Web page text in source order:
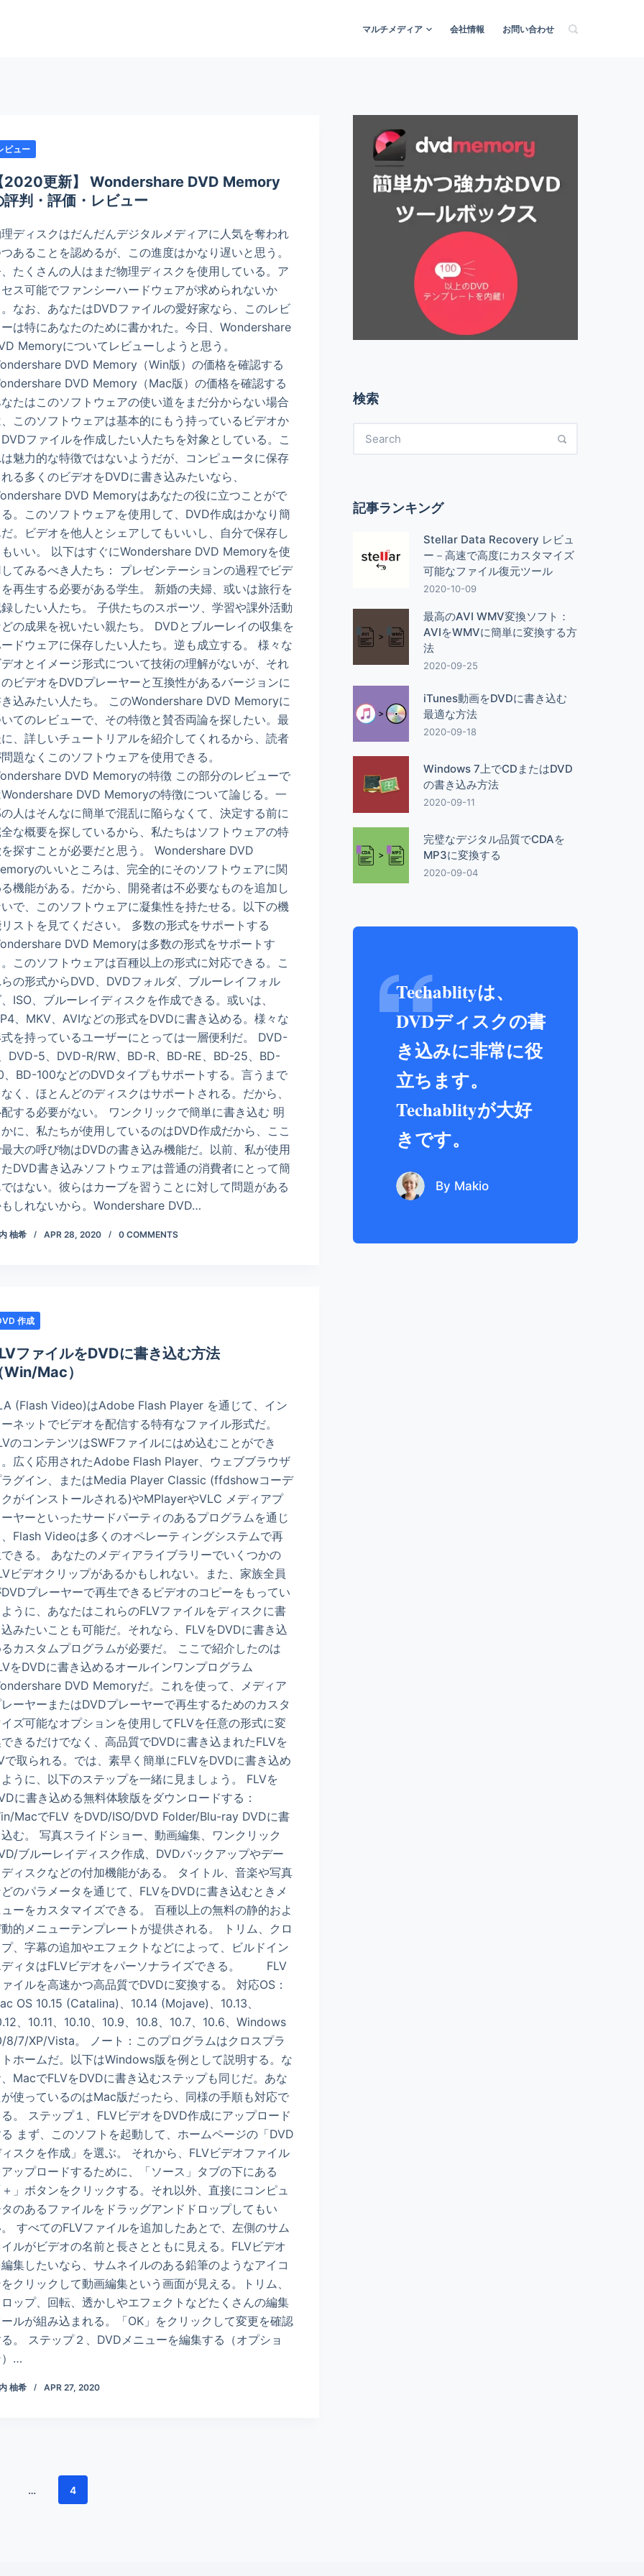
マルチメディア 会社情報 お問い合わせ
ビュー
2020更新】 Wondershare DVD Memory
評判・評価・レビュー
ディスクはだんだんデジタルメディアに人気を奪われ
あることを認めるが、この進度はかなり遅いと思う。
たくさんの人はまだ物理ディスクを使用している。ア
ス可能でファンシーハードウェアが求められないか
なお、あなたはDVDファイルの愛好家なら、このレビ
は特にあなたのために書かれた。今日、Wondershare
Memoryについてレビューしようと思う。
DVD Memory（Win版）の価格を確認する
DVD Memory（Mac版）の価格を確認する
たはこのソフトウェアの使い道をまだ分からない場合
このソフトウェアは基本的にもう持っているビデオか
ファイルを作成したい人たちを対象としている。こ
魅力的な特徴ではないようだが、コンピュータに保存
る多くのビデオをDVDに書き込みたいなら、
DVD Memoryはあなたの役に立つことがで
。このソフトウェアを使用して、DVD作成はかなり簡
。ビデオを他人とシェアしてもいいし、自分で保存し
いい。 以下はすぐにWondershare DVD Memoryを使
てみるべき人たち： プレゼンテーションの過程でビデ
再生する必要がある学生。 新婚の夫婦、或いは旅行を
したい人たち。 子供たちのスポーツ、学習や課外活動
の成果を祝いたい親たち。 DVDとブルーレイの収集を
ドウェアに保存したい人たち。逆も成立する。 様々な
オとイメージ形式について技術の理解がないが、それ
ビデオをDVDプレーヤーと互換性があるバージョンに
込みたい人たち。 このWondershare DVD Memoryに
てのレビューで、その特徴と賛否両論を探したい。最
、詳しいチュートリアルを紹介してくれるから、読者
題なくこのソフトウェアを使用できる。
DVD Memoryの特徴 この部分のレビューで
DVD Memoryの特徴について論じる。一
人はそんなに簡単で混乱に陥らなくて、決定する前に
な概要を探しているから、私たちはソフトウェアの特
探すことが必要だと思う。 Wondershare DVD
のいいところは、完全的にそのソフトウェアに関
機能がある。だから、開発者は不必要なものを追加し
で、このソフトウェアに凝集性を持たせる。以下の機
ストを見てください。 多数の形式をサポートする
DVD Memoryは多数の形式をサポートす
このソフトウェアは百種以上の形式に対応できる。こ
の形式からDVD、DVDフォルダ、ブルーレイフォル
ISO、ブルーレイディスクを作成できる。或いは、
、MKV、AVIなどの形式をDVDに書き込める。様々な
を持っているユーザーにとっては一層便利だ。 DVD-
DVD-5、DVD-R/RW、BD-R、BD-RE、BD-25、BD-
、BD-100などのDVDタイプもサポートする。言うまで
く、ほとんどのディスクはサポートされる。だから、
する必要がない。 ワンクリックで簡単に書き込む 明
に、私たちが使用しているのはDVD作成だから、ここ
大の呼び物はDVDの書き込み機能だ。以前、私が使用
DVD書き込みソフトウェアは普通の消費者にとって簡
はない。彼らはカーブを習うことに対して問題がある
しれないから。Wondershare DVD…
柚希 APR 28, 2020 0 COMMENTS
作成
ファイルをDVDに書き込む方法
Win/Mac）
(Flash Video)はAdobe Flash Player を通じて、イン
ネットでビデオを配信する特有なファイル形式だ。
のコンテンツはSWFファイルにはめ込むことができ
広く応用されたAdobe Flash Player、ウェブブラウザ
グイン、またはMedia Player Classic (ffdshowコーデ
がインストールされる)やMPlayerやVLC メディアプ
ヤーといったサードパーティのあるプログラムを通じ
Flash Videoは多くのオペレーティングシステムで再
きる。 あなたのメディアライブラリーでいくつかの
ビデオクリップがあるかもしれない。また、家族全員
プレーヤーで再生できるビデオのコピーをもってい
うに、あなたはこれらのFLVファイルをディスクに書
みたいことも可能だ。それなら、FLVをDVDに書き込
カスタムプログラムが必要だ。 ここで紹介したのは
をDVDに書き込めるオールインワンプログラム
DVD Memoryだ。これを使って、メディア
ーヤーまたはDVDプレーヤーで再生するためのカスタ
ズ可能なオプションを使用してFLVを任意の形式に変
きるだけでなく、高品質でDVDに書き込まれたFLVを
で取られる。では、素早く簡単にFLVをDVDに書き込め
うに、以下のステップを一緒に見ましょう。 FLVを
に書き込める無料体験版をダウンロードする：
MacでFLV をDVD/ISO/DVD Folder/Blu-ray DVDに書
む。 写真スライドショー、動画編集、ワンクリック
ブルーレイディスク作成、DVDバックアップやデー
ィスクなどの付加機能がある。 タイトル、音楽や写真
のパラメータを通じて、FLVをDVDに書き込むときメ
ーをカスタマイズできる。 百種以上の無料の静的およ
的メニューテンプレートが提供される。 トリム、クロ
、字幕の追加やエフェクトなどによって、ビルドイン
ィタはFLVビデオをパーソナライズできる。 FLV
イルを高速かつ高品質でDVDに変換する。 対応OS：
OS 10.15 (Catalina)、10.14 (Mojave)、10.13、
、10.11、10.10、10.9、10.8、10.7、10.6、Windows
8/7/XP/Vista。 ノート：このプログラムはクロスプラ
ホームだ。以下はWindows版を例として説明する。な
MacでFLVをDVDに書き込むステップも同じだ。あな
使っているのはMac版だったら、同様の手順も対応で
。 ステップ１、FLVビデオをDVD作成にアップロード
まず、このソフトを起動して、ホームページの「DVD
スクを作成」を選ぶ。 それから、FLVビデオファイル
ップロードするために、「ソース」タブの下にある
」ボタンをクリックする。それ以外、直接にコンピュ
のあるファイルをドラッグアンドドロップしてもい
すべてのFLVファイルを追加したあとで、左側のサム
ルがビデオの名前と長さとともに見える。FLVビデオ
集したいなら、サムネイルのある鉛筆のようなアイコ
クリックして動画編集という画面が見える。トリム、
ップ、回転、透かしやエフェクトなどたくさんの編集
ルが組み込まれる。「OK」をクリックして変更を確認
。 ステップ２、DVDメニューを編集する（オプショ
…
柚希 APR 27, 2020
… 4
検索
記事ランキング
Stellar Data Recovery レビュ
ー－高速で高度にカスタマイズ
可能なファイル復元ツール
2020-10-09
最高のAVI WMV変換ソフト：
AVIをWMVに簡単に変換する方
法
2020-09-25
iTunes動画をDVDに書き込む
最適な方法
2020-09-18
Windows 7上でCDまたはDVD
の書き込み方法
2020-09-11
完璧なデジタル品質でCDAを
MP3に変換する
2020-09-04
Techablityは、
DVDディスクの書
き込みに非常に役
立ちます。
Techablityが大好
きです。
By Makio